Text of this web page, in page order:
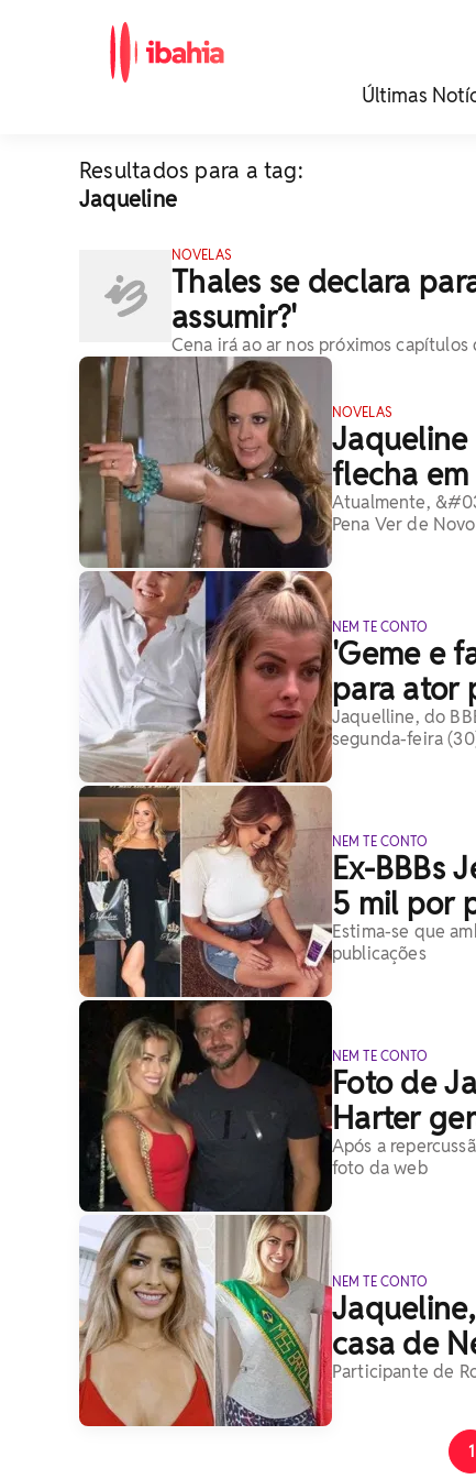
Últimas
Resultados para a tag:
Jaqueline
NOVELAS
Thales se declara
assumir?'
Cena irá ao ar nos próximos
NOVELAS
Jaqueline
flecha em
Atualmente,
Pena Ver de
NEM TE CONTO
'Geme e
para ator
Jaquelline, do
segunda-feira
NEM TE CONTO
Ex-BBBs
5 mil por
Estima-se que
publicações
NEM TE CONTO
Foto de
Harter
Após a
foto da web
NEM TE CONTO
casa de
Participante de
1